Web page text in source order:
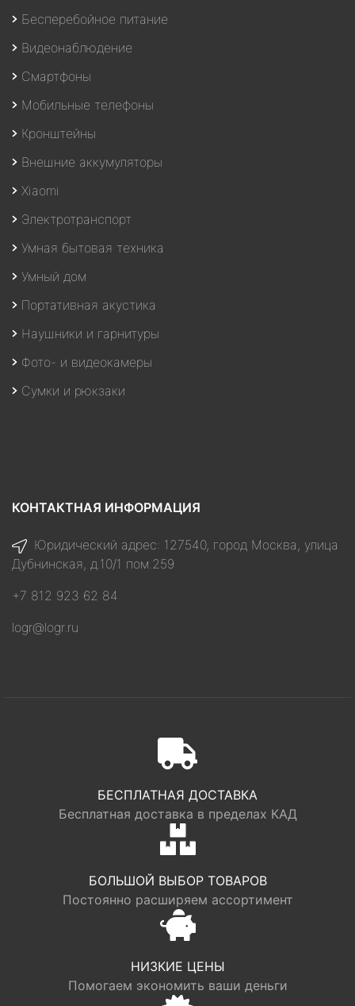
Бесперебойное питание
Видеонаблюдение
Смартфоны
Мобильные телефоны
Кронштейны
Внешние аккумуляторы
Xiaomi
Электротранспорт
Умная бытовая техника
Умный дом
Портативная акустика
Наушники и гарнитуры
Фото- и видеокамеры
Сумки и рюкзаки
КОНТАКТНАЯ ИНФОРМАЦИЯ
Юридический адрес: 127540, город Москва, улица
Дубнинская, д.10/1 пом.259
+7 812 923 62 84
logr@logr.ru
БЕСПЛАТНАЯ ДОСТАВКА
Бесплатная доставка в пределах КАД
БОЛЬШОЙ ВЫБОР ТОВАРОВ
Постоянно расширяем ассортимент
НИЗКИЕ ЦЕНЫ
Помогаем экономить ваши деньги